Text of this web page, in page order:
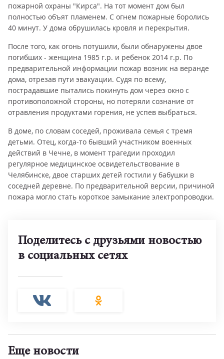
пожарной охраны "Кирса". На тот момент дом был
полностью объят пламенем. С огнем пожарные боролись
40 минут. У дома обрушилась кровля и перекрытия.
После того, как огонь потушили, были обнаружены двое
погибших - женщина 1985 г.р. и ребенок 2014 г.р. По
предварительной информации пожар возник на веранде
дома, отрезав пути эвакуации. Судя по всему,
пострадавшие пытались покинуть дом через окно с
противоположной стороны, но потеряли сознание от
отравления продуктами горения, не успев выбраться.
В доме, по словам соседей, проживала семья с тремя
детьми. Отец, когда-то бывший участником военных
действий в Чечне, в момент трагедии проходил
регулярное медицинское освидетельствование в
Челябинске, двое старших детей гостили у бабушки в
соседней деревне. По предварительной версии, причиной
пожара могло стать короткое замыкание электропроводки.
Поделитесь с друзьями новостью
в социальных сетях
Еще новости